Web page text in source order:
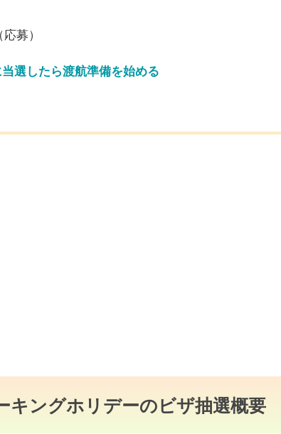
募）
選したら渡航準備を始める
キングホリデーのビザ抽選概要